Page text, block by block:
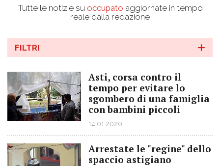
Tutte le notizie su occupato aggiornate in tempo
reale dalla redazione
FILTRI
Asti, corsa contro il
tempo per evitare lo
sgombero di una famiglia
con bambini piccoli
14.01.2020
Arrestate le "regine" dello
spaccio astigiano